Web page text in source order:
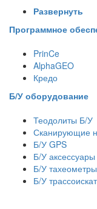
Развернуть
Программное
PrinCe
AlphaGEO
Кредо
Б/У оборудование
Теодолиты Б/У
Сканирующие
Б/У GPS
Б/У аксессуары
Б/У тахеометры
Б/У